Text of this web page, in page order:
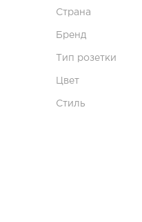
Страна
Бренд
Тип розетки
Цвет
Стиль